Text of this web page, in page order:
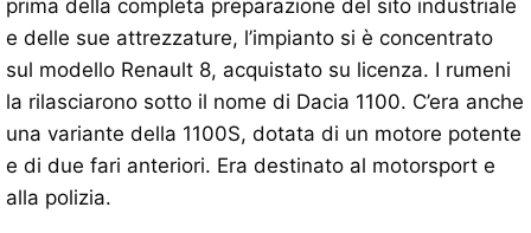
prima della completa preparazione del sito industriale
e delle sue attrezzature, l’impianto si è concentrato
sul modello Renault 8, acquistato su licenza. I rumeni
la rilasciarono sotto il nome di Dacia 1100. C’era anche
una variante della 1100S, dotata di un motore potente
e di due fari anteriori. Era destinato al motorsport e
alla polizia.